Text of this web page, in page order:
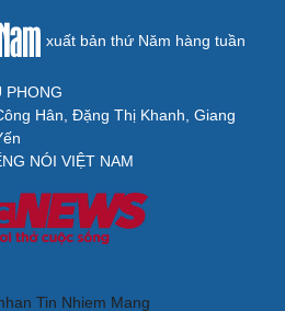
xuất bản thứ Năm hàng tuần
PHONG
Hân, Đặng Thị Khanh, Giang
NÓI VIỆT NAM